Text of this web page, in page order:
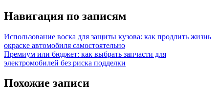
Навигация по записям
Использование воска для защиты кузова: как продлить жизнь
окраске автомобиля самостоятельно
Премиум или бюджет: как выбрать запчасти для
электромобилей без риска подделки
Похожие записи